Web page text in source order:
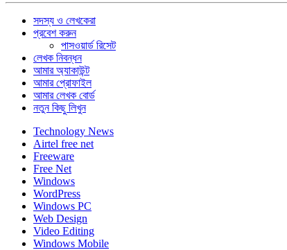
সদস্য ও লেখকেরা
প্রবেশ করুন
পাসওয়ার্ড রিসেট
লেখক নিবন্ধন
আমার অ্যাকাউন্ট
আমার প্রোফাইল
আমার লেখক বোর্ড
নতুন কিছু লিখুন
Technology News
Airtel free net
Freeware
Free Net
Windows
WordPress
Windows PC
Web Design
Video Editing
Windows Mobile